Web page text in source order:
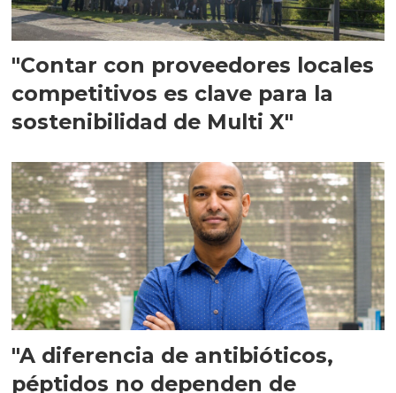
"Contar con proveedores locales
competitivos es clave para la
sostenibilidad de Multi X"
"A diferencia de antibióticos,
péptidos no dependen de